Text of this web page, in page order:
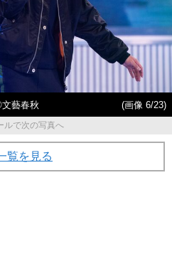
藝春秋
(画像 6/23)
ルで次の写真へ
覧を見る